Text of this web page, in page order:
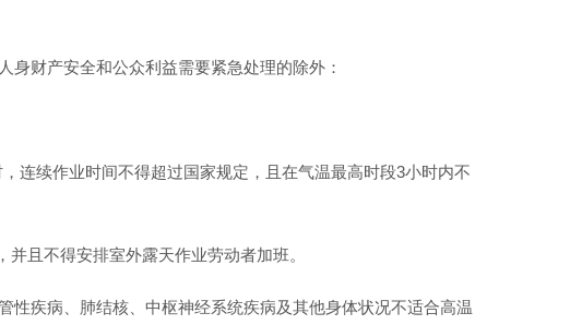
身财产安全和公众利益需要紧急处理的除外：
连续作业时间不得超过国家规定，且在气温最高时段3小时内不
且不得安排室外露天作业劳动者加班。
性疾病、肺结核、中枢神经系统疾病及其他身体状况不适合高温